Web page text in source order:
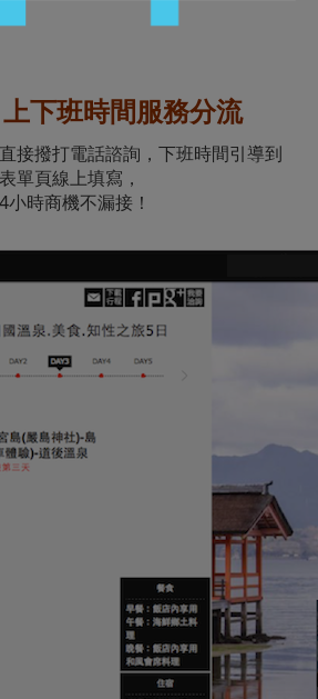
下班時間服務分流
接撥打電話諮詢，下班時間引導到
表單頁線上填寫，
小時商機不漏接！